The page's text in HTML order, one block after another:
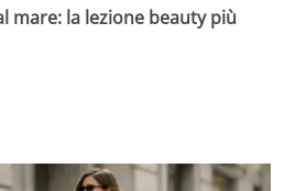
mare: la lezione beauty più